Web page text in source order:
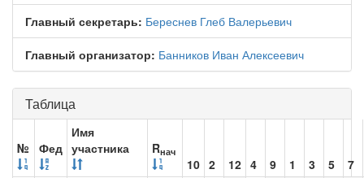
Главный секретарь: Береснев Глеб Валерьевич
Главный организатор: Банников Иван Алексеевич
Таблица
№ Фед
Имя
участника
Rнач
10 2 12 4 9 1 3 5
7